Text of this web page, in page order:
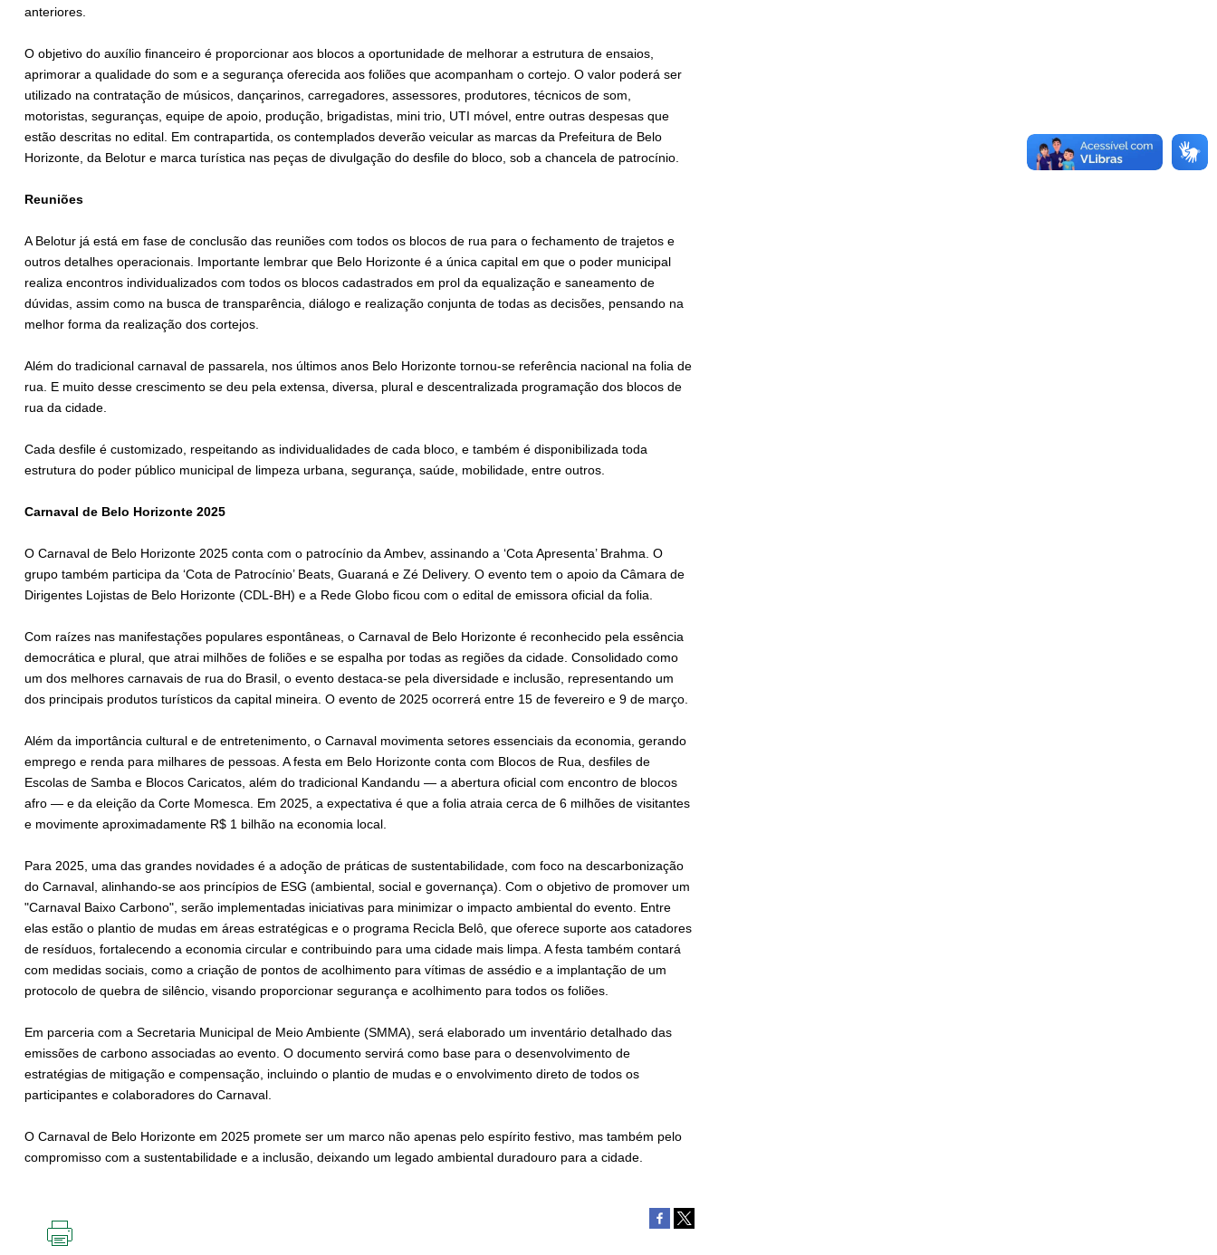
anteriores.
O objetivo do auxílio financeiro é proporcionar aos blocos a oportunidade de melhorar a estrutura de ensaios,
aprimorar a qualidade do som e a segurança oferecida aos foliões que acompanham o cortejo. O valor poderá ser
utilizado na contratação de músicos, dançarinos, carregadores, assessores, produtores, técnicos de som,
motoristas, seguranças, equipe de apoio, produção, brigadistas, mini trio, UTI móvel, entre outras despesas que
estão descritas no edital. Em contrapartida, os contemplados deverão veicular as marcas da Prefeitura de Belo
Horizonte, da Belotur e marca turística nas peças de divulgação do desfile do bloco, sob a chancela de patrocínio.
Reuniões
A Belotur já está em fase de conclusão das reuniões com todos os blocos de rua para o fechamento de trajetos e
outros detalhes operacionais. Importante lembrar que Belo Horizonte é a única capital em que o poder municipal
realiza encontros individualizados com todos os blocos cadastrados em prol da equalização e saneamento de
dúvidas, assim como na busca de transparência, diálogo e realização conjunta de todas as decisões, pensando na
melhor forma da realização dos cortejos.
Além do tradicional carnaval de passarela, nos últimos anos Belo Horizonte tornou-se referência nacional na folia de
rua. E muito desse crescimento se deu pela extensa, diversa, plural e descentralizada programação dos blocos de
rua da cidade.
Cada desfile é customizado, respeitando as individualidades de cada bloco, e também é disponibilizada toda
estrutura do poder público municipal de limpeza urbana, segurança, saúde, mobilidade, entre outros.
Carnaval de Belo Horizonte 2025
O Carnaval de Belo Horizonte 2025 conta com o patrocínio da Ambev, assinando a ‘Cota Apresenta’ Brahma. O
grupo também participa da ‘Cota de Patrocínio’ Beats, Guaraná e Zé Delivery. O evento tem o apoio da Câmara de
Dirigentes Lojistas de Belo Horizonte (CDL-BH) e a Rede Globo ficou com o edital de emissora oficial da folia.
Com raízes nas manifestações populares espontâneas, o Carnaval de Belo Horizonte é reconhecido pela essência
democrática e plural, que atrai milhões de foliões e se espalha por todas as regiões da cidade. Consolidado como
um dos melhores carnavais de rua do Brasil, o evento destaca-se pela diversidade e inclusão, representando um
dos principais produtos turísticos da capital mineira. O evento de 2025 ocorrerá entre 15 de fevereiro e 9 de março.
Além da importância cultural e de entretenimento, o Carnaval movimenta setores essenciais da economia, gerando
emprego e renda para milhares de pessoas. A festa em Belo Horizonte conta com Blocos de Rua, desfiles de
Escolas de Samba e Blocos Caricatos, além do tradicional Kandandu — a abertura oficial com encontro de blocos
afro — e da eleição da Corte Momesca. Em 2025, a expectativa é que a folia atraia cerca de 6 milhões de visitantes
e movimente aproximadamente R$ 1 bilhão na economia local.
Para 2025, uma das grandes novidades é a adoção de práticas de sustentabilidade, com foco na descarbonização
do Carnaval, alinhando-se aos princípios de ESG (ambiental, social e governança). Com o objetivo de promover um
"Carnaval Baixo Carbono", serão implementadas iniciativas para minimizar o impacto ambiental do evento. Entre
elas estão o plantio de mudas em áreas estratégicas e o programa Recicla Belô, que oferece suporte aos catadores
de resíduos, fortalecendo a economia circular e contribuindo para uma cidade mais limpa. A festa também contará
com medidas sociais, como a criação de pontos de acolhimento para vítimas de assédio e a implantação de um
protocolo de quebra de silêncio, visando proporcionar segurança e acolhimento para todos os foliões.
Em parceria com a Secretaria Municipal de Meio Ambiente (SMMA), será elaborado um inventário detalhado das
emissões de carbono associadas ao evento. O documento servirá como base para o desenvolvimento de
estratégias de mitigação e compensação, incluindo o plantio de mudas e o envolvimento direto de todos os
participantes e colaboradores do Carnaval.
O Carnaval de Belo Horizonte em 2025 promete ser um marco não apenas pelo espírito festivo, mas também pelo
compromisso com a sustentabilidade e a inclusão, deixando um legado ambiental duradouro para a cidade.